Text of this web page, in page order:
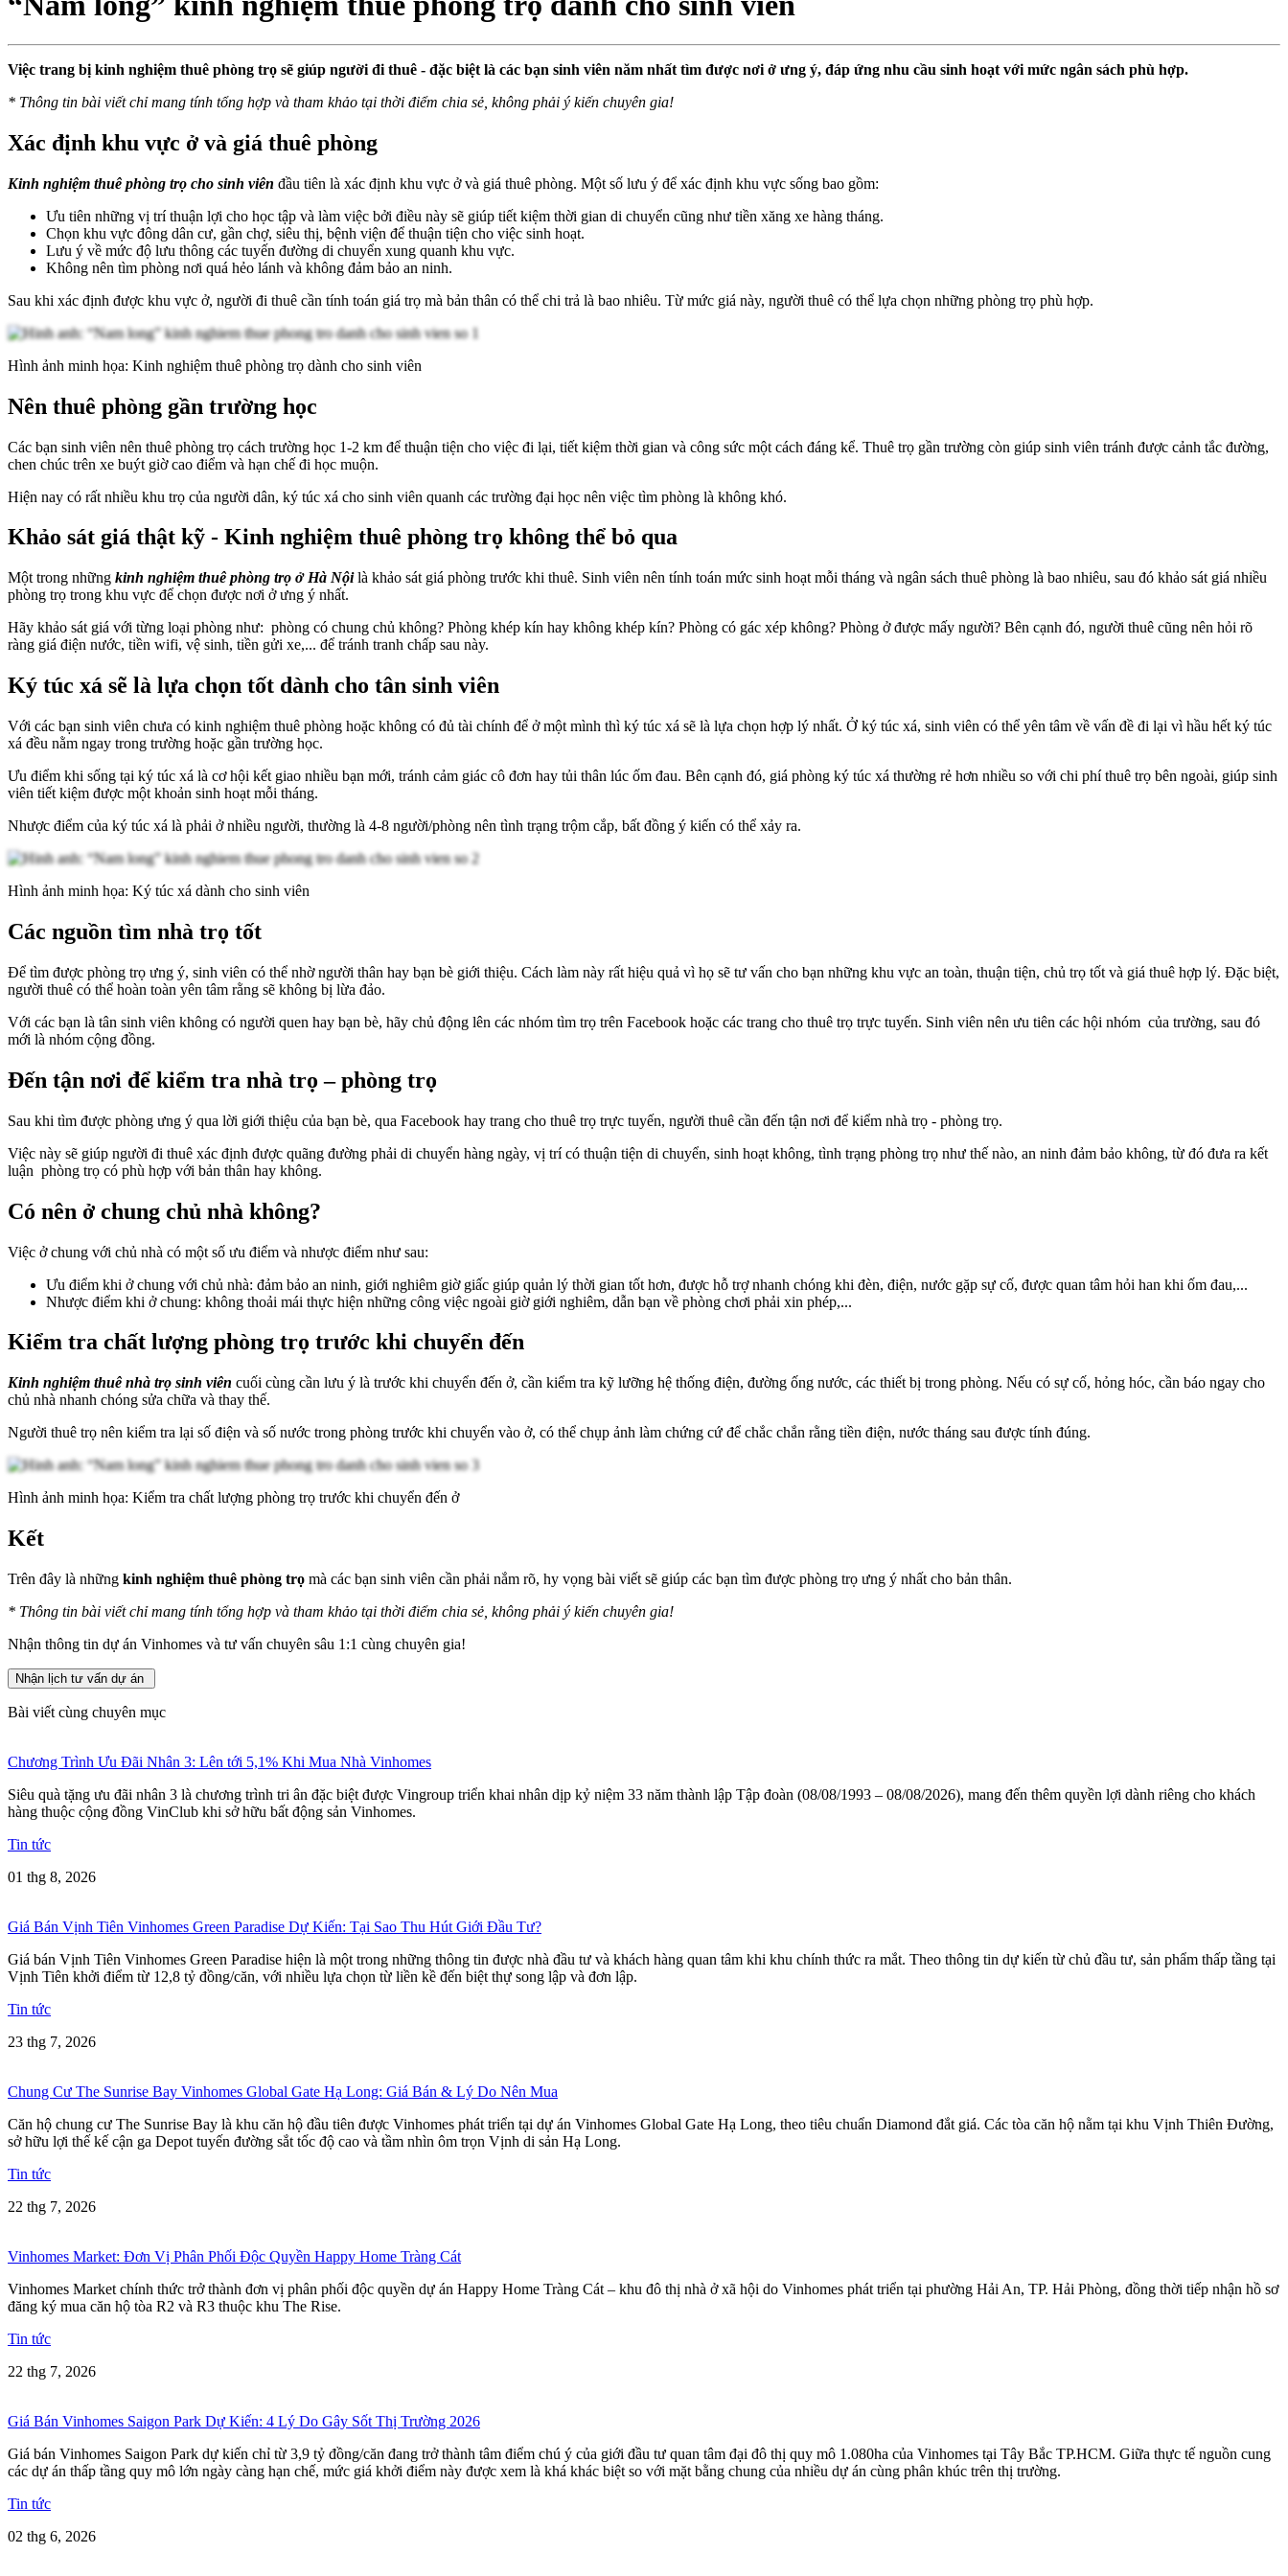
Việc trang bị kinh nghiệm thuê phòng trọ sẽ giúp người đi thuê - đặc biệt là các bạn sinh viên năm nhất tìm được nơi ở ưng ý, đáp ứng nhu cầu sinh hoạt với mức ngân sách phù hợp.
* Thông tin bài viết chỉ mang tính tổng hợp và tham khảo tại thời điểm chia sẻ, không phải ý kiến chuyên gia!
Xác định khu vực ở và giá thuê phòng
Kinh nghiệm thuê phòng trọ cho sinh viên đầu tiên là xác định khu vực ở và giá thuê phòng. Một số lưu ý để xác định khu vực sống bao gồm:
Ưu tiên những vị trí thuận lợi cho học tập và làm việc bởi điều này sẽ giúp tiết kiệm thời gian di chuyển cũng như tiền xăng xe hàng tháng.
Chọn khu vực đông dân cư, gần chợ, siêu thị, bệnh viện để thuận tiện cho việc sinh hoạt.
Lưu ý về mức độ lưu thông các tuyến đường di chuyển xung quanh khu vực.
Không nên tìm phòng nơi quá hẻo lánh và không đảm bảo an ninh.
Sau khi xác định được khu vực ở, người đi thuê cần tính toán giá trọ mà bản thân có thể chi trả là bao nhiêu. Từ mức giá này, người thuê có thể lựa chọn những phòng trọ phù hợp.
Hình ảnh minh họa: Kinh nghiệm thuê phòng trọ dành cho sinh viên
Nên thuê phòng gần trường học
Các bạn sinh viên nên thuê phòng trọ cách trường học 1-2 km để thuận tiện cho việc đi lại, tiết kiệm thời gian và công sức một cách đáng kể. Thuê trọ gần trường còn giúp sinh viên tránh được cảnh tắc đường,
chen chúc trên xe buýt giờ cao điểm và hạn chế đi học muộn.
Hiện nay có rất nhiều khu trọ của người dân, ký túc xá cho sinh viên quanh các trường đại học nên việc tìm phòng là không khó.
Khảo sát giá thật kỹ - Kinh nghiệm thuê phòng trọ không thể bỏ qua
Một trong những kinh nghiệm thuê phòng trọ ở Hà Nộilà khảo sát giá phòng trước khi thuê. Sinh viên nên tính toán mức sinh hoạt mỗi tháng và ngân sách thuê phòng là bao nhiêu, sau đó khảo sát giá nhiều
phòng trọ trong khu vực để chọn được nơi ở ưng ý nhất.
Hãy khảo sát giá với từng loại phòng như: phòng có chung chủ không? Phòng khép kín hay không khép kín? Phòng có gác xép không? Phòng ở được mấy người? Bên cạnh đó, người thuê cũng nên hỏi rõ
ràng giá điện nước, tiền wifi, vệ sinh, tiền gửi xe,... để tránh tranh chấp sau này.
Ký túc xá sẽ là lựa chọn tốt dành cho tân sinh viên
Với các bạn sinh viên chưa có kinh nghiệm thuê phòng hoặc không có đủ tài chính để ở một mình thì ký túc xá sẽ là lựa chọn hợp lý nhất. Ở ký túc xá, sinh viên có thể yên tâm về vấn đề đi lại vì hầu hết ký túc
xá đều nằm ngay trong trường hoặc gần trường học.
Ưu điểm khi sống tại ký túc xá là cơ hội kết giao nhiều bạn mới, tránh cảm giác cô đơn hay tủi thân lúc ốm đau. Bên cạnh đó, giá phòng ký túc xá thường rẻ hơn nhiều so với chi phí thuê trọ bên ngoài, giúp sinh
viên tiết kiệm được một khoản sinh hoạt mỗi tháng.
Nhược điểm của ký túc xá là phải ở nhiều người, thường là 4-8 người/phòng nên tình trạng trộm cắp, bất đồng ý kiến có thể xảy ra.
Hình ảnh minh họa: Ký túc xá dành cho sinh viên
Các nguồn tìm nhà trọ tốt
Để tìm được phòng trọ ưng ý, sinh viên có thể nhờ người thân hay bạn bè giới thiệu. Cách làm này rất hiệu quả vì họ sẽ tư vấn cho bạn những khu vực an toàn, thuận tiện, chủ trọ tốt và giá thuê hợp lý. Đặc biệt,
người thuê có thể hoàn toàn yên tâm rằng sẽ không bị lừa đảo.
Với các bạn là tân sinh viên không có người quen hay bạn bè, hãy chủ động lên các nhóm tìm trọ trên Facebook hoặc các trang cho thuê trọ trực tuyến. Sinh viên nên ưu tiên các hội nhóm của trường, sau đó
mới là nhóm cộng đồng.
Đến tận nơi để kiểm tra nhà trọ – phòng trọ
Sau khi tìm được phòng ưng ý qua lời giới thiệu của bạn bè, qua Facebook hay trang cho thuê trọ trực tuyến, người thuê cần đến tận nơi để kiểm nhà trọ - phòng trọ.
Việc này sẽ giúp người đi thuê xác định được quãng đường phải di chuyển hàng ngày, vị trí có thuận tiện di chuyển, sinh hoạt không, tình trạng phòng trọ như thế nào, an ninh đảm bảo không, từ đó đưa ra kết
luận phòng trọ có phù hợp với bản thân hay không.
Có nên ở chung chủ nhà không?
Việc ở chung với chủ nhà có một số ưu điểm và nhược điểm như sau:
Ưu điểm khi ở chung với chủ nhà: đảm bảo an ninh, giới nghiêm giờ giấc giúp quản lý thời gian tốt hơn, được hỗ trợ nhanh chóng khi đèn, điện, nước gặp sự cố, được quan tâm hỏi han khi ốm đau,...
Nhược điểm khi ở chung: không thoải mái thực hiện những công việc ngoài giờ giới nghiêm, dẫn bạn về phòng chơi phải xin phép,...
Kiểm tra chất lượng phòng trọ trước khi chuyển đến
Kinh nghiệm thuê nhà trọ sinh viên cuối cùng cần lưu ý là trước khi chuyển đến ở, cần kiểm tra kỹ lưỡng hệ thống điện, đường ống nước, các thiết bị trong phòng. Nếu có sự cố, hỏng hóc, cần báo ngay cho
chủ nhà nhanh chóng sửa chữa và thay thế.
Người thuê trọ nên kiểm tra lại số điện và số nước trong phòng trước khi chuyển vào ở, có thể chụp ảnh làm chứng cứ để chắc chắn rằng tiền điện, nước tháng sau được tính đúng.
Hình ảnh minh họa: Kiểm tra chất lượng phòng trọ trước khi chuyển đến ở
Kết
Trên đây là những kinh nghiệm thuê phòng trọ mà các bạn sinh viên cần phải nắm rõ, hy vọng bài viết sẽ giúp các bạn tìm được phòng trọ ưng ý nhất cho bản thân.
* Thông tin bài viết chỉ mang tính tổng hợp và tham khảo tại thời điểm chia sẻ, không phải ý kiến chuyên gia!
Nhận thông tin dự án Vinhomes và tư vấn chuyên sâu 1:1 cùng chuyên gia!
Nhận lịch tư vấn dự án
Bài viết cùng chuyên mục
Chương Trình Ưu Đãi Nhân 3: Lên tới 5,1% Khi Mua Nhà Vinhomes
Siêu quà tặng ưu đãi nhân 3 là chương trình tri ân đặc biệt được Vingroup triển khai nhân dịp kỷ niệm 33 năm thành lập Tập đoàn (08/08/1993 – 08/08/2026), mang đến thêm quyền lợi dành riêng cho khách
hàng thuộc cộng đồng VinClub khi sở hữu bất động sản Vinhomes.
Tin tức
01 thg 8, 2026
Giá Bán Vịnh Tiên Vinhomes Green Paradise Dự Kiến: Tại Sao Thu Hút Giới Đầu Tư?
Giá bán Vịnh Tiên Vinhomes Green Paradise hiện là một trong những thông tin được nhà đầu tư và khách hàng quan tâm khi khu chính thức ra mắt. Theo thông tin dự kiến từ chủ đầu tư, sản phẩm thấp tầng tại
Vịnh Tiên khởi điểm từ 12,8 tỷ đồng/căn, với nhiều lựa chọn từ liền kề đến biệt thự song lập và đơn lập.
Tin tức
23 thg 7, 2026
Chung Cư The Sunrise Bay Vinhomes Global Gate Hạ Long: Giá Bán & Lý Do Nên Mua
Căn hộ chung cư The Sunrise Bay là khu căn hộ đầu tiên được Vinhomes phát triển tại dự án Vinhomes Global Gate Hạ Long, theo tiêu chuẩn Diamond đắt giá. Các tòa căn hộ nằm tại khu Vịnh Thiên Đường,
sở hữu lợi thế kế cận ga Depot tuyến đường sắt tốc độ cao và tầm nhìn ôm trọn Vịnh di sản Hạ Long.
Tin tức
22 thg 7, 2026
Vinhomes Market: Đơn Vị Phân Phối Độc Quyền Happy Home Tràng Cát
Vinhomes Market chính thức trở thành đơn vị phân phối độc quyền dự án Happy Home Tràng Cát – khu đô thị nhà ở xã hội do Vinhomes phát triển tại phường Hải An, TP. Hải Phòng, đồng thời tiếp nhận hồ sơ
đăng ký mua căn hộ tòa R2 và R3 thuộc khu The Rise.
Tin tức
22 thg 7, 2026
Giá Bán Vinhomes Saigon Park Dự Kiến: 4 Lý Do Gây Sốt Thị Trường 2026
Giá bán Vinhomes Saigon Park dự kiến chỉ từ 3,9 tỷ đồng/căn đang trở thành tâm điểm chú ý của giới đầu tư quan tâm đại đô thị quy mô 1.080ha của Vinhomes tại Tây Bắc TP.HCM. Giữa thực tế nguồn cung
các dự án thấp tầng quy mô lớn ngày càng hạn chế, mức giá khởi điểm này được xem là khá khác biệt so với mặt bằng chung của nhiều dự án cùng phân khúc trên thị trường.
Tin tức
02 thg 6, 2026